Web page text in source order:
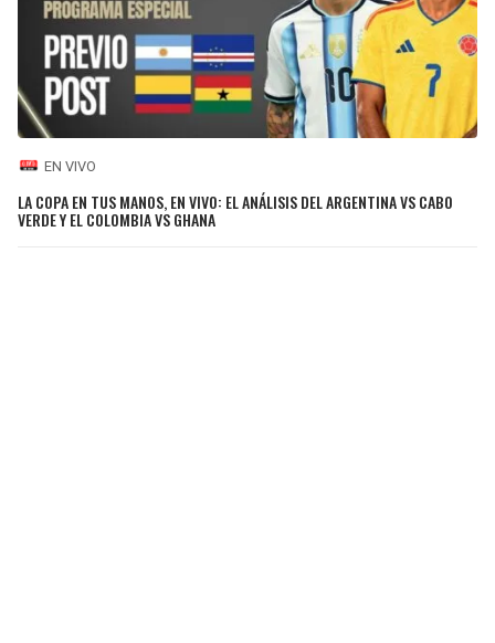
EN VIVO
LA COPA EN TUS MANOS, EN VIVO: EL ANÁLISIS DEL ARGENTINA VS CABO
VERDE Y EL COLOMBIA VS GHANA